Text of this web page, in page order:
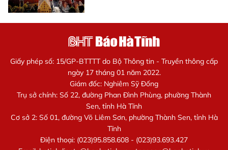
Giấy phép số: 15/GP-BTTTT do Bộ Thông tin - Truyền thông cấp
ngày 17 tháng 01 năm 2022.
Giám đốc: Nghiêm Sỹ Đống
Trụ sở chính: Số 22, đường Phan Đình Phùng, phường Thành
Sen, tỉnh Hà Tĩnh
Cơ sở 2: Số 01, đường Võ Liêm Sơn, phường Thành Sen, tỉnh Hà
Tĩnh
Điện thoại: (023)95.858.608 - (023)93.693.427